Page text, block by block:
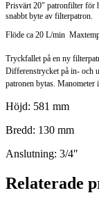
Prisvärt 20″ patronfilter för
snabbt byte av filterpatron.
Flöde ca 20 L/min
Tryckfallet på en ny
Differenstrycket på in- och
patronen bytas.
Höjd: 581 mm
Bredd: 130 mm
Anslutning: 3/4″
Relaterade